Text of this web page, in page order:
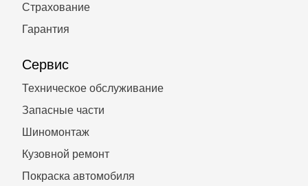
Страхование
Гарантия
Сервис
Техническое обслуживание
Запасные части
Шиномонтаж
Кузовной ремонт
Покраска автомобиля